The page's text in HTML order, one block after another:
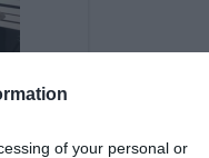
of your personal or